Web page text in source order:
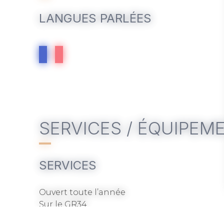
LANGUES PARLÉES
SERVICES /
SERVICES
Ouvert toute l’année
Sur le GR34